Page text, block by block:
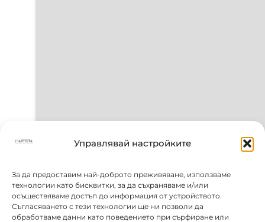
Управлявай настройките
За да предоставим най-доброто преживяване, използваме
технологии като бисквитки, за да съхраняваме и/или
осъществяваме достъп до информация от устройството.
Съгласяването с тези технологии ще ни позволи да
обработваме данни като поведението при сърфиране или